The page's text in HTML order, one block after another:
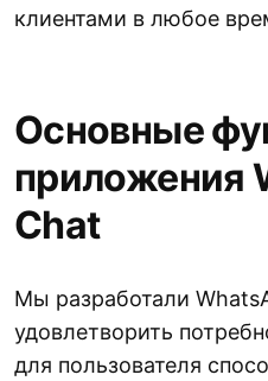
клиентами в любое
Основные
приложения
Chat
Мы разработали
удовлетворить
для пользователя